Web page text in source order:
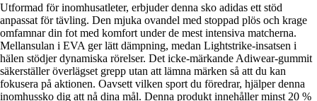
Utformad för inomhusatleter, erbjuder denna sko adidas ett stöd
anpassat för tävling. Den mjuka ovandel med stoppad plös och krage
omfamnar din fot med komfort under de mest intensiva matcherna.
Mellansulan i EVA ger lätt dämpning, medan Lightstrike-insatsen i
hälen stödjer dynamiska rörelser. Det icke-märkande Adiwear-gummit
säkerställer överlägset grepp utan att lämna märken så att du kan
fokusera på aktionen. Oavsett vilken sport du föredrar, hjälper denna
inomhussko dig att nå dina mål. Denna produkt innehåller minst 20 %